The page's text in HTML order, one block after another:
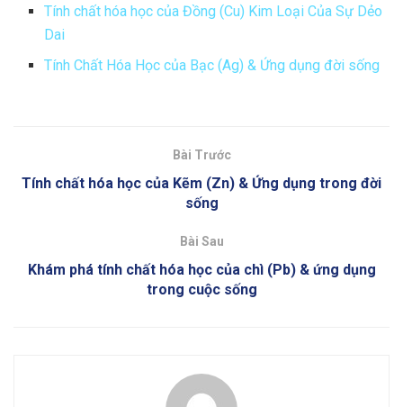
Tính chất hóa học của Đồng (Cu) Kim Loại Của Sự Dẻo
Dai
Tính Chất Hóa Học của Bạc (Ag) & Ứng dụng đời sống
Bài Trước
Tính chất hóa học của Kẽm (Zn) & Ứng dụng trong đời
sống
Bài Sau
Khám phá tính chất hóa học của chì (Pb) & ứng dụng
trong cuộc sống